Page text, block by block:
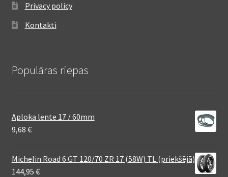
Privacy policy
Kontakti
Populāras riepas
Aploka lente 17 / 60mm
9,68 €
Michelin Road 6 GT 120/70 ZR 17 (58W) TL (priekšējā)
144,95 €